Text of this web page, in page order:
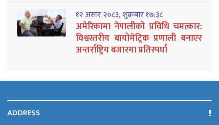
१२ असार २०८३, शुक्रबार १७:३८
अमेरिकामा नेपालीको प्रविधि चमत्कार:
विश्वस्तरीय बायोमेट्रिक प्रणाली बनाएर
अन्तर्राष्ट्रिय बजारमा प्रतिस्पर्धा
ADDRESS